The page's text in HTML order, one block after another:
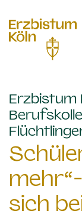
Erzbistum
sich